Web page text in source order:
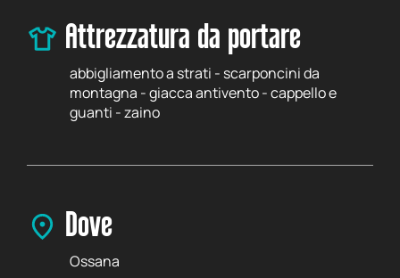
Attrezzatura da portare
abbigliamento a strati - scarponcini da
montagna - giacca antivento - cappello e
guanti - zaino
Dove
Ossana